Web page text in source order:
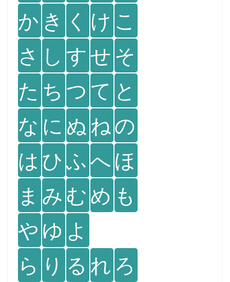
か き く け こ
さ し すせ そ
た ち つ て と
な に ぬ ねの
は ひふへほ
ま み むめ も
や ゆ よ
ら り る れ ろ